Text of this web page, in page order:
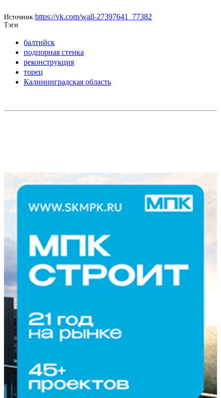
Источник https://vk.com/wall-27397641_77382
Тэги
балтийск
подпорная стенка
реконструкция
торец
Калининградская область